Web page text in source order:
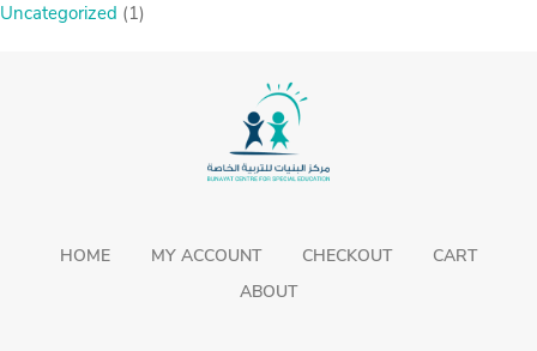
Uncategorized (1)
HOME MY ACCOUNT CHECKOUT
CART
ABOUT